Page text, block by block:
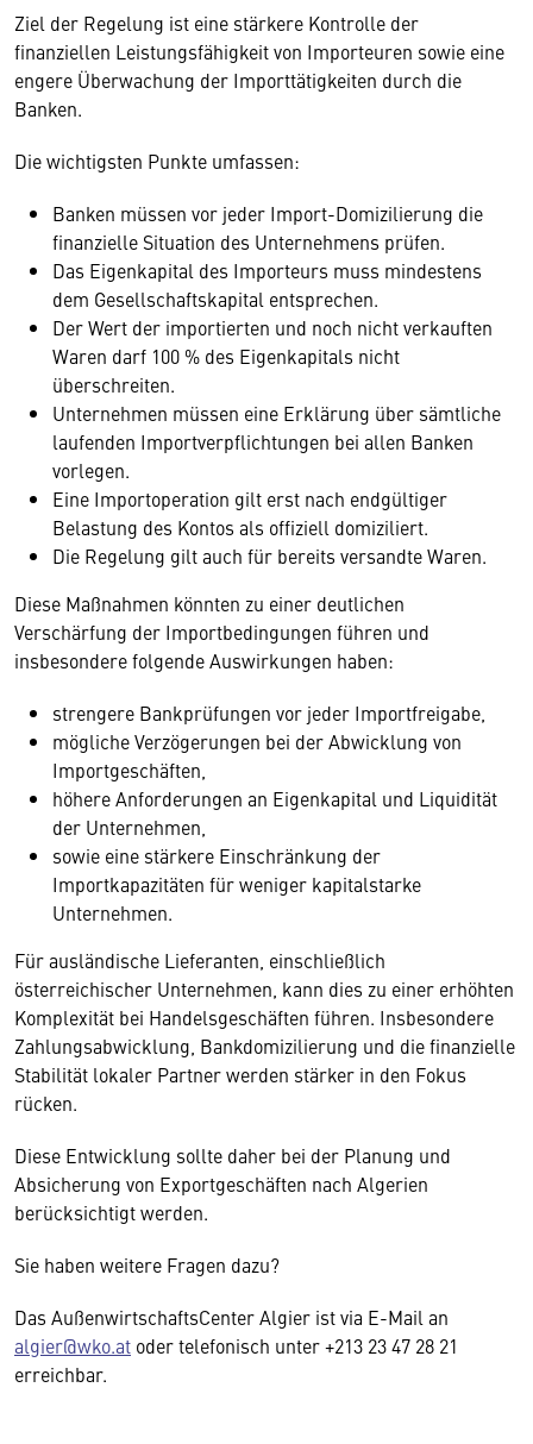
Ziel der Regelung ist eine stärkere Kontrolle der
finanziellen Leistungsfähigkeit von Importeuren sowie eine
engere Überwachung der Importtätigkeiten durch die
Banken.
Die wichtigsten Punkte umfassen:
Banken müssen vor jeder Import-Domizilierung die
finanzielle Situation des Unternehmens prüfen.
Das Eigenkapital des Importeurs muss mindestens
dem Gesellschaftskapital entsprechen.
Der Wert der importierten und noch nicht verkauften
Waren darf 100 % des Eigenkapitals nicht
überschreiten.
Unternehmen müssen eine Erklärung über sämtliche
laufenden Importverpflichtungen bei allen Banken
vorlegen.
Eine Importoperation gilt erst nach endgültiger
Belastung des Kontos als offiziell domiziliert.
Die Regelung gilt auch für bereits versandte Waren.
Diese Maßnahmen könnten zu einer deutlichen
Verschärfung der Importbedingungen führen und
insbesondere folgende Auswirkungen haben:
strengere Bankprüfungen vor jeder Importfreigabe,
mögliche Verzögerungen bei der Abwicklung von
Importgeschäften,
höhere Anforderungen an Eigenkapital und Liquidität
der Unternehmen,
sowie eine stärkere Einschränkung der
Importkapazitäten für weniger kapitalstarke
Unternehmen.
Für ausländische Lieferanten, einschließlich
österreichischer Unternehmen, kann dies zu einer erhöhten
Komplexität bei Handelsgeschäften führen. Insbesondere
Zahlungsabwicklung, Bankdomizilierung und die finanzielle
Stabilität lokaler Partner werden stärker in den Fokus
rücken.
Diese Entwicklung sollte daher bei der Planung und
Absicherung von Exportgeschäften nach Algerien
berücksichtigt werden.
Sie haben weitere Fragen dazu?
Das AußenwirtschaftsCenter Algier ist via E-Mail an
algier@wko.at oder telefonisch unter +213 23 47 28 21
erreichbar.